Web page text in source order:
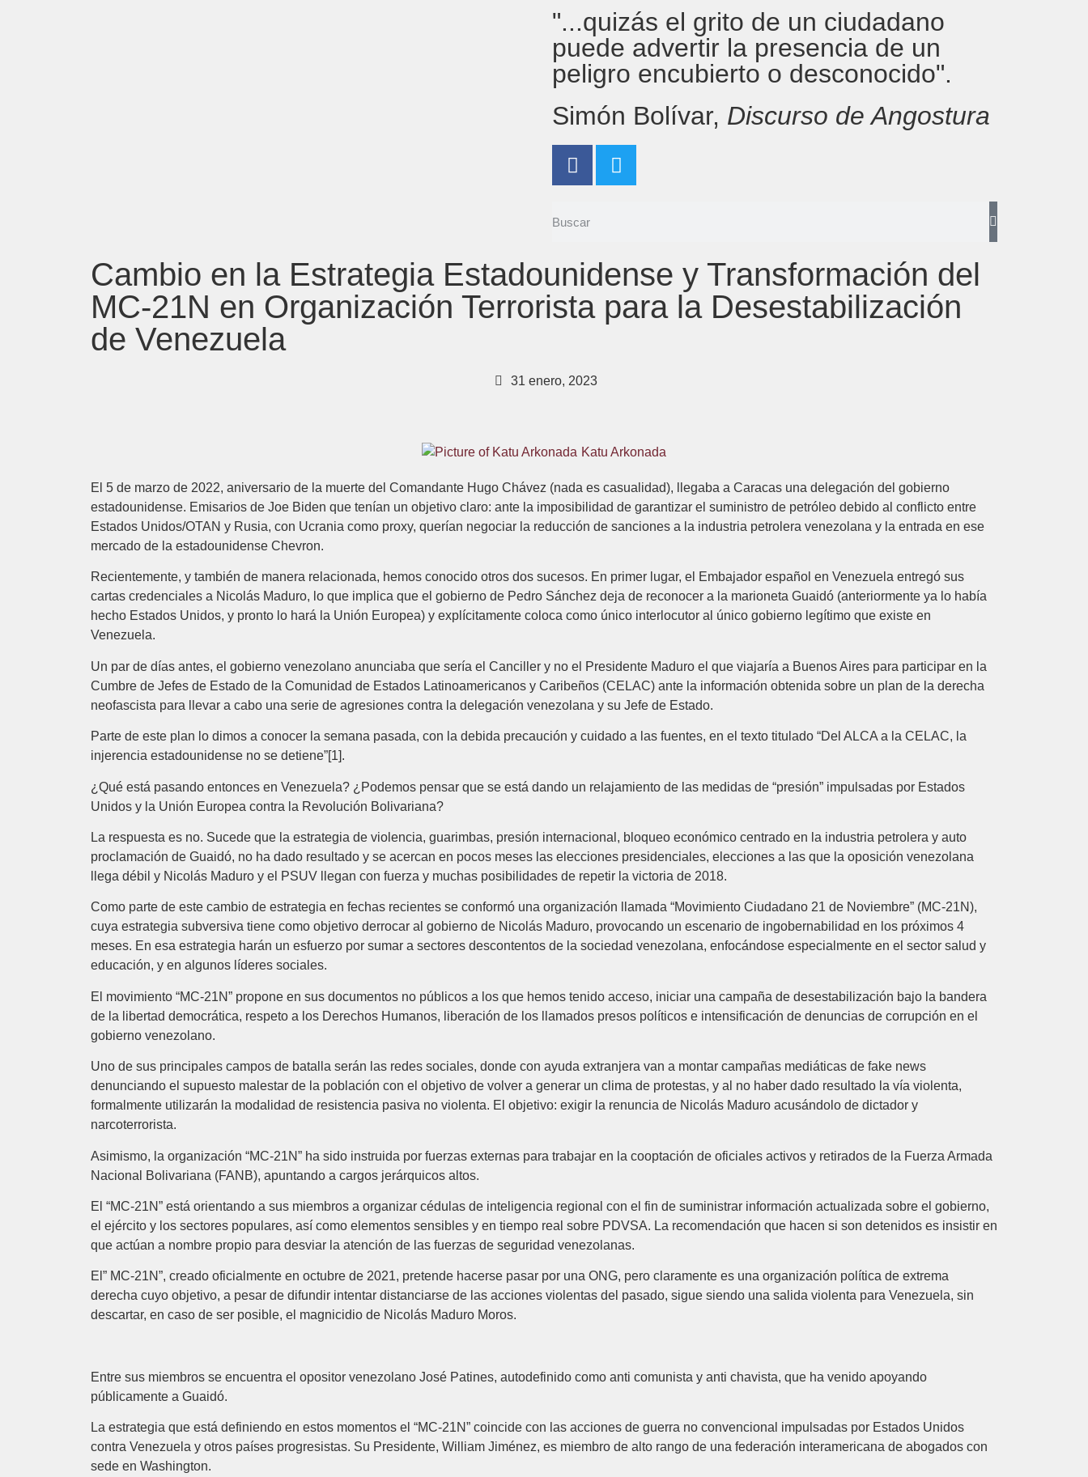
"...quizás el grito de un ciudadano
puede advertir la presencia de un
peligro encubierto o desconocido".
Simón Bolívar, Discurso de Angostura
Cambio en la Estrategia Estadounidense y Transformación del
MC-21N en Organización Terrorista para la Desestabilización
de Venezuela
31 enero, 2023
Katu Arkonada
El 5 de marzo de 2022, aniversario de la muerte del Comandante Hugo Chávez (nada es casualidad), llegaba a Caracas una delegación del gobierno
estadounidense. Emisarios de Joe Biden que tenían un objetivo claro: ante la imposibilidad de garantizar el suministro de petróleo debido al conflicto entre
Estados Unidos/OTAN y Rusia, con Ucrania como proxy, querían negociar la reducción de sanciones a la industria petrolera venezolana y la entrada en ese
mercado de la estadounidense Chevron.
Recientemente, y también de manera relacionada, hemos conocido otros dos sucesos. En primer lugar, el Embajador español en Venezuela entregó sus
cartas credenciales a Nicolás Maduro, lo que implica que el gobierno de Pedro Sánchez deja de reconocer a la marioneta Guaidó (anteriormente ya lo había
hecho Estados Unidos, y pronto lo hará la Unión Europea) y explícitamente coloca como único interlocutor al único gobierno legítimo que existe en
Venezuela.
Un par de días antes, el gobierno venezolano anunciaba que sería el Canciller y no el Presidente Maduro el que viajaría a Buenos Aires para participar en la
Cumbre de Jefes de Estado de la Comunidad de Estados Latinoamericanos y Caribeños (CELAC) ante la información obtenida sobre un plan de la derecha
neofascista para llevar a cabo una serie de agresiones contra la delegación venezolana y su Jefe de Estado.
Parte de este plan lo dimos a conocer la semana pasada, con la debida precaución y cuidado a las fuentes, en el texto titulado “Del ALCA a la CELAC, la
injerencia estadounidense no se detiene”[1].
¿Qué está pasando entonces en Venezuela? ¿Podemos pensar que se está dando un relajamiento de las medidas de “presión” impulsadas por Estados
Unidos y la Unión Europea contra la Revolución Bolivariana?
La respuesta es no. Sucede que la estrategia de violencia, guarimbas, presión internacional, bloqueo económico centrado en la industria petrolera y auto
proclamación de Guaidó, no ha dado resultado y se acercan en pocos meses las elecciones presidenciales, elecciones a las que la oposición venezolana
llega débil y Nicolás Maduro y el PSUV llegan con fuerza y muchas posibilidades de repetir la victoria de 2018.
Como parte de este cambio de estrategia en fechas recientes se conformó una organización llamada “Movimiento Ciudadano 21 de Noviembre” (MC-21N),
cuya estrategia subversiva tiene como objetivo derrocar al gobierno de Nicolás Maduro, provocando un escenario de ingobernabilidad en los próximos 4
meses. En esa estrategia harán un esfuerzo por sumar a sectores descontentos de la sociedad venezolana, enfocándose especialmente en el sector salud y
educación, y en algunos líderes sociales.
El movimiento “MC-21N” propone en sus documentos no públicos a los que hemos tenido acceso, iniciar una campaña de desestabilización bajo la bandera
de la libertad democrática, respeto a los Derechos Humanos, liberación de los llamados presos políticos e intensificación de denuncias de corrupción en el
gobierno venezolano.
Uno de sus principales campos de batalla serán las redes sociales, donde con ayuda extranjera van a montar campañas mediáticas de fake news
denunciando el supuesto malestar de la población con el objetivo de volver a generar un clima de protestas, y al no haber dado resultado la vía violenta,
formalmente utilizarán la modalidad de resistencia pasiva no violenta. El objetivo: exigir la renuncia de Nicolás Maduro acusándolo de dictador y
narcoterrorista.
Asimismo, la organización “MC-21N” ha sido instruida por fuerzas externas para trabajar en la cooptación de oficiales activos y retirados de la Fuerza Armada
Nacional Bolivariana (FANB), apuntando a cargos jerárquicos altos.
El “MC-21N” está orientando a sus miembros a organizar cédulas de inteligencia regional con el fin de suministrar información actualizada sobre el gobierno,
el ejército y los sectores populares, así como elementos sensibles y en tiempo real sobre PDVSA. La recomendación que hacen si son detenidos es insistir en
que actúan a nombre propio para desviar la atención de las fuerzas de seguridad venezolanas.
El” MC-21N”, creado oficialmente en octubre de 2021, pretende hacerse pasar por una ONG, pero claramente es una organización política de extrema
derecha cuyo objetivo, a pesar de difundir intentar distanciarse de las acciones violentas del pasado, sigue siendo una salida violenta para Venezuela, sin
descartar, en caso de ser posible, el magnicidio de Nicolás Maduro Moros.
Entre sus miembros se encuentra el opositor venezolano José Patines, autodefinido como anti comunista y anti chavista, que ha venido apoyando
públicamente a Guaidó.
La estrategia que está definiendo en estos momentos el “MC-21N” coincide con las acciones de guerra no convencional impulsadas por Estados Unidos
contra Venezuela y otros países progresistas. Su Presidente, William Jiménez, es miembro de alto rango de una federación interamericana de abogados con
sede en Washington.